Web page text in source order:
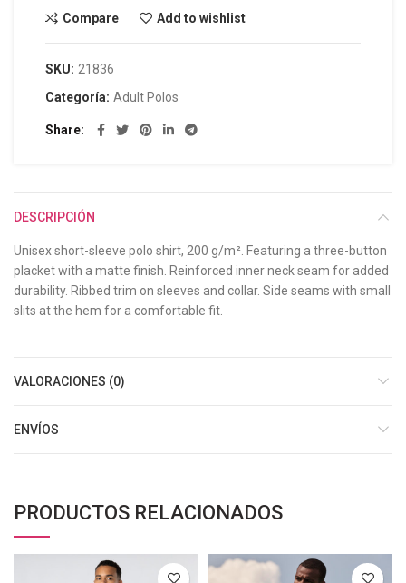
Compare Add to wishlist
SKU: 21836
Categoría: Adult Polos
Share
DESCRIPCIÓN
Unisex short-sleeve polo shirt, 200 g/m². Featuring a three-button
placket with a matte finish. Reinforced inner neck seam for added
durability. Ribbed trim on sleeves and collar. Side seams with small
slits at the hem for a comfortable fit.
VALORACIONES (0)
ENVÍOS
PRODUCTOS RELACIONADOS